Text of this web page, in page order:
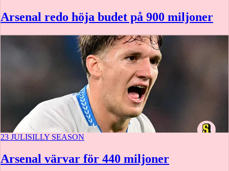
Arsenal redo höja budet på 900 miljoner
23 JULISILLY SEASON
Arsenal värvar för 440 miljoner